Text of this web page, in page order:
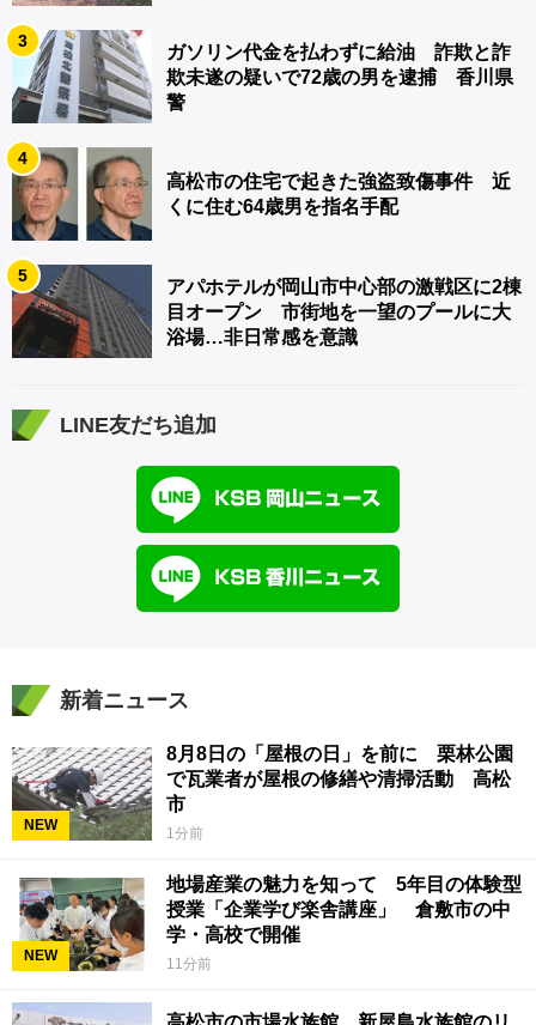
3
ガソリン代金を払わずに給油 詐欺と詐
欺未遂の疑いで72歳の男を逮捕 香川県
警
4
高松市の住宅で起きた強盗致傷事件 近
くに住む64歳男を指名手配
5
アパホテルが岡山市中心部の激戦区に2棟
目オープン 市街地を一望のプールに大
浴場…非日常感を意識
LINE友だち追加
新着ニュース
NEW
8月8日の「屋根の日」を前に 栗林公園
で瓦業者が屋根の修繕や清掃活動 高松
市
1分前
NEW
地場産業の魅力を知って 5年目の体験型
授業「企業学び楽舎講座」 倉敷市の中
学・高校で開催
11分前